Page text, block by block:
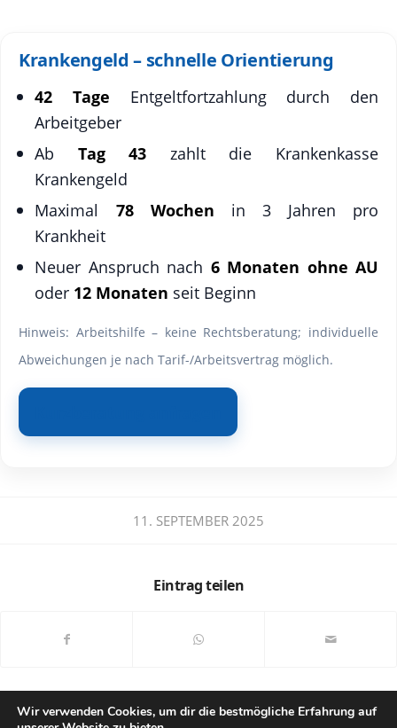
Krankengeld – schnelle Orientierung
42 Tage Entgeltfortzahlung durch den
Arbeitgeber
Ab Tag 43 zahlt die Krankenkasse
Krankengeld
Maximal 78 Wochen in 3 Jahren pro
Krankheit
Neuer Anspruch nach 6 Monaten ohne AU
oder 12 Monaten seit Beginn
Hinweis: Arbeitshilfe – keine Rechtsberatung; individuelle
Abweichungen je nach Tarif-/Arbeitsvertrag möglich.
11. SEPTEMBER 2025
Eintrag teilen
Wir verwenden Cookies, um dir die bestmögliche Erfahrung auf